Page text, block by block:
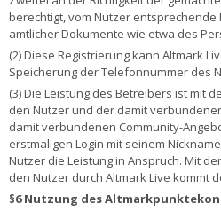
berechtigt, vom Nutzer entsprechende
amtlicher Dokumente wie etwa des
(2) Diese Registrierung kann Altmark
Speicherung der Telefonnummer des
(3) Die Leistung des Betreibers ist mit
den Nutzer und der damit
damit verbundenen Community-
erstmaligen Login mit seinem
Nutzer die Leistung in Anspruch. Mit
den Nutzer durch Altmark Live kommt
§6 Nutzung des